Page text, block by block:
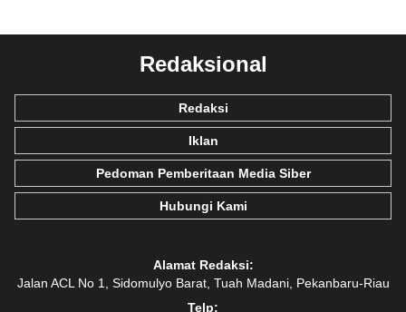
Redaksional
Redaksi
Iklan
Pedoman Pemberitaan Media Siber
Hubungi Kami
Alamat Redaksi:
Jalan ACL No 1, Sidomulyo Barat, Tuah Madani, Pekanbaru-Riau
Telp: